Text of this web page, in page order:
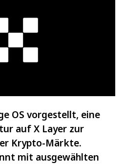
OS vorgestellt, eine
auf X Layer zur
Krypto-Märkte.
mit ausgewählten